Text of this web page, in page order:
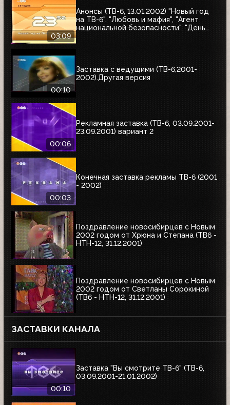
03:09
Анонсы (ТВ-6, 13.01.2002) "Новый год
на ТВ-6", "Любовь и мафия", "Агент
национальной безопасности", "День
00:10
Заставка с ведущими (ТВ-6,2001-
2002).Другая версия
00:06
Рекламная заставка (ТВ-6, 03.09.2001-
23.09.2001) вариант 2
00:03
Конечная заставка рекламы ТВ-6 (2001
- 2002)
Поздравление новосибирцев с Новым
2002 годом от Хрюна и Степана (ТВ6 -
НТН-12, 31.12.2001)
Поздравление новосибирцев с Новым
2002 годом от Светланы Сорокиной
(ТВ6 - НТН-12, 31.12.2001)
ЗАСТАВКИ КАНАЛА
00:10
Заставка "Вы смотрите ТВ-6" (ТВ-6,
03.09.2001-21.01.2002)